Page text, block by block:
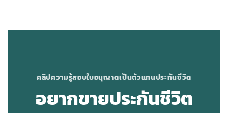
คลิปความรู้สอบใบอนุญาตเป็นตัวแทนประกันชีวิต
อยากขายประกันชีวิต